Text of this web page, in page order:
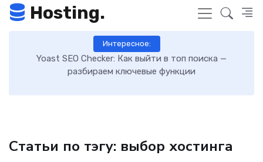
Hosting.
Интересное:
поиска —
Как включить GZIP-сжатие в WordPress и
загрузку сайта: пошаговая
Статьи по тэгу: выбор хостинга